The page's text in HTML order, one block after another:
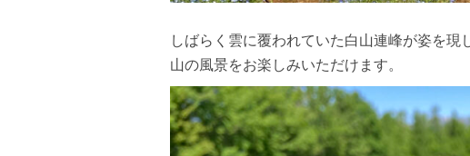
しばらく雲に覆われていた白山連峰が姿を
山の風景をお楽しみいただけます。